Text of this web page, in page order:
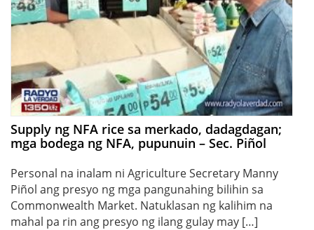
Supply ng NFA rice sa merkado, dadagdagan;
mga bodega ng NFA, pupunuin – Sec. Piñol
Personal na inalam ni Agriculture Secretary Manny
Piñol ang presyo ng mga pangunahing bilihin sa
Commonwealth Market. Natuklasan ng kalihim na
mahal pa rin ang presyo ng ilang gulay may […]